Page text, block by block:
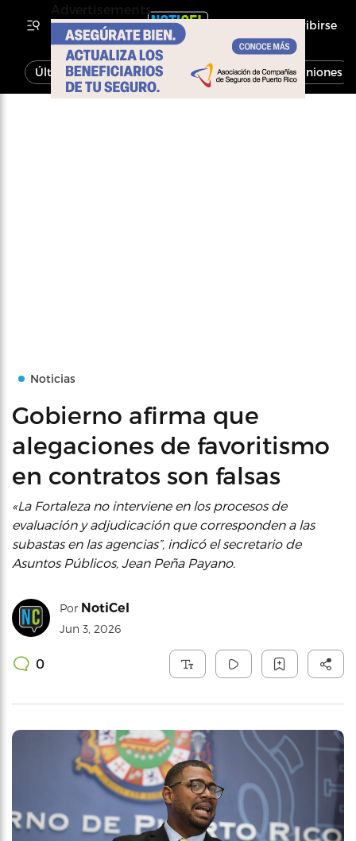
Inscribirse
Última Hora Noticias Economía Opiniones
Noticias
Gobierno afirma que
alegaciones de favoritismo
en contratos son falsas
«La Fortaleza no interviene en los procesos de
evaluación y adjudicación que corresponden a las
subastas en las agencias”, indicó el secretario de
Asuntos Públicos, Jean Peña Payano.
Por NotiCel
Jun 3, 2026
0
Advertisements